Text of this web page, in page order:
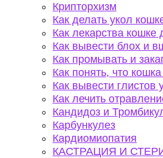
Крипторхизм
Как делать укол
Как лекарства кошке
Как вывести блох и
Как промывать и
Как понять, что
Как вывести глистов
Как лечить
Кандидоз и
Карбункулез
Кардиомиопатия
КАСТРАЦИЯ И